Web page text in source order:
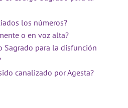
los números?
o en voz alta?
Sagrado para la disfunción
canalizado por Agesta?